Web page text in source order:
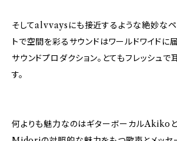
そしてalvvaysにも接近するような絶妙なペ
トで空間を彩るサウンドはワールドワイドに
サウンドプロダクション。とてもフレッシュ
す。
何よりも魅力なのはギターボーカルAkiko